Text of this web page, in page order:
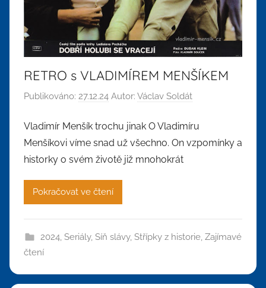
RETRO s VLADIMÍREM MENŠÍKEM
Publikováno: 27.12.24 Autor: Václav Soldát
Vladimír Menšík trochu jinak O Vladimíru
Menšíkovi víme snad už všechno. On vzpomínky a
historky o svém životě již mnohokrát
Pokračovat ve čtení
2024, Seriály, Síň slávy, Střípky z historie, Zajímavé
čtení